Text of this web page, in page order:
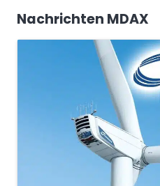
Nachrichten MDAX